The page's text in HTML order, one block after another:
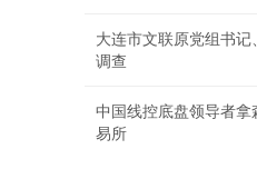
大连市文联原党组书
调查
中国线控底盘领导者
易所